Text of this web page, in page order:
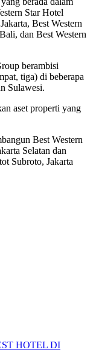
Star Hotel
Best Western
dan Best Western
berambisi
tiga) di beberapa
Sulawesi.
aset properti yang
Best Western
Selatan dan
Subroto, Jakarta